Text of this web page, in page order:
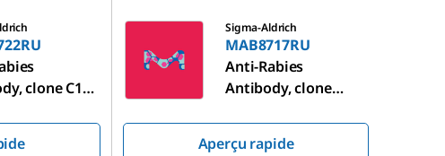
clone C10-
Sigma-Aldrich
MAB8717RU
Anti-Rabies
Antibody, clone
Aperçu rapide